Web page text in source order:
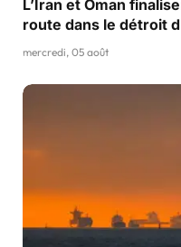
L’Iran et Oman
route dans le détroit
mercredi, 05 août